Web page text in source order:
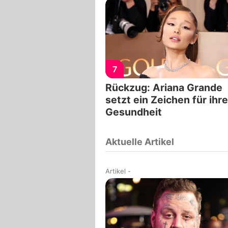
7
Rückzug: Ariana Grande
setzt ein Zeichen für ihre
Gesundheit
Aktuelle Artikel
Artikel -